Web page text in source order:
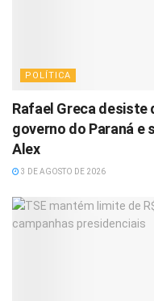
POLÍTICA
Rafael Greca desiste
governo do Paraná e
Alex
3 DE AGOSTO DE 2026